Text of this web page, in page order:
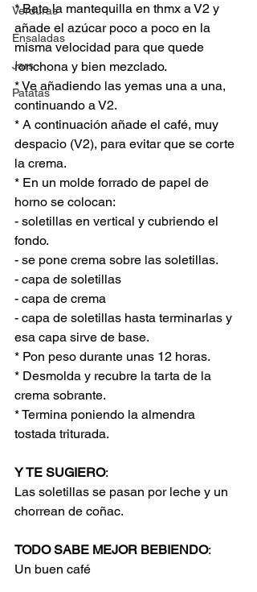
Verduras
Ensaladas
Jars
Patatas
* Bate la mantequilla en thmx a V2 y
añade el azúcar poco a poco en la
misma velocidad para que quede
ronchona y bien mezclado.
* Ve añadiendo las yemas una a una,
continuando a V2.
* A continuación añade el café, muy
despacio (V2), para evitar que se corte
la crema.
* En un molde forrado de papel de
horno se colocan:
- soletillas en vertical y cubriendo el
fondo.
- se pone crema sobre las soletillas.
- capa de soletillas
- capa de crema
- capa de soletillas hasta terminarlas y
esa capa sirve de base.
* Pon peso durante unas 12 horas.
* Desmolda y recubre la tarta de la
crema sobrante.
* Termina poniendo la almendra
tostada triturada.
Y TE SUGIERO:
Las soletillas se pasan por leche y un
chorrean de coñac.
TODO SABE MEJOR BEBIENDO:
Un buen café